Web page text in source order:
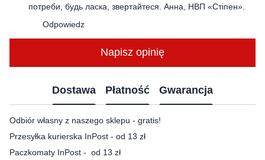
потреби, будь ласка, звертайтеся. Анна, НВП «Стіпен».
Odpowiedz
Napisz opinię
Dostawa Płatność Gwarancja
Odbiór własny z naszego sklepu - gratis!
Przesyłka kurierska InPost - od 13 zł
Paczkomaty InPost - od 13 zł